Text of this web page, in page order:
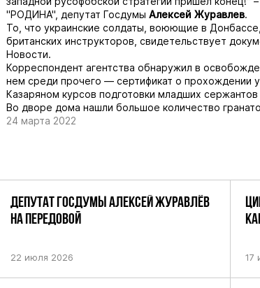
"РОДИНА", депутат Госдумы Алексей Журавлев.
То, что украинские солдаты, воюющие в
британских инструкторов, свидетельствует
Новости.
Корреспондент агентства обнаружил в
нем среди прочего — сертификат о прохождении
Казаряном курсов подготовки младших
Во дворе дома нашли большое количество
24 марта 2022
ДЕПУТАТ ГОСДУМЫ АЛЕКСЕЙ ЖУРАВЛЁВ
НА ПЕРЕДОВОЙ
22 июля 2026 17